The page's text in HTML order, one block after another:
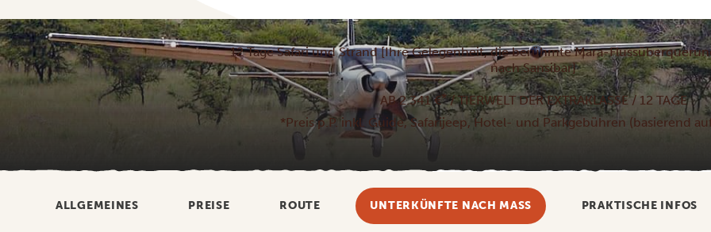
12 Tage Safari und Strand [Ihre Gelegenheit, die berühmte Mara-
nach Sansibar]
AB 2.341 €*/ TIERWELT DER EXTRAKLASSE / 12 TAGE
*Preis p.P. inkl. Guide, Safarijeep, Hotel- und Parkgebühren (basierend
ALLGEMEINES PREISE ROUTE UNTERKÜNFTE NACH MASS PRAKTISCHE INFOS